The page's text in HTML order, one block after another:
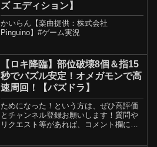
ズ エディション】
かいらん【楽曲提供：株式会社
Pinguino】#ゲーム実況
【ロキ降臨】部位破壊8個＆指15
秒でパズル安定！オメガモンで高
速周回！【パズドラ】
ためになった！という方は、ぜひ高評価
とチャンネル登録お願いします！質問や
リクエスト等があれば、コメント欄に書